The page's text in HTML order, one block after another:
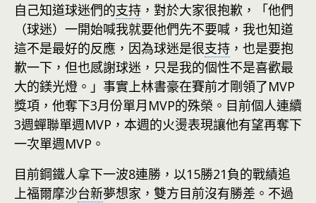
自己知道球迷們的支持 ，對於大家很抱歉，「他們
（球迷）一開始喊我就要他們先不要喊，我也知道
這不是最好的反應，因為球迷是很支持 ，也是要抱
歉一下，但也感謝球迷，只是我的個性不是喜歡最
大的鎂光燈。」事實上林書豪在賽前才剛領了MVP
獎項，他奪下3月份單月MVP的殊榮。目前個人連續
3週蟬聯單週MVP，本週的火燙表現讓他有望再奪下
一次單週MVP。
目前鋼鐵人拿下一波8連勝，以15勝21負的戰績追
上福爾摩沙台新夢想家，雙方目前沒有勝差。不過